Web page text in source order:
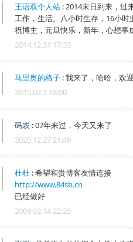
王语双个人站 :2014末日到来，过
工作，生活。八小时生存，16小
祝博主，元旦快乐，新年，心想事
2014.12.31 17:33
马里奥的格子 :我来了，哈哈，欢
2015.02.1 18:00
码农 :07年来过，今天又来了
2020.12.27 21:49
杜杜 :希望和贵博客友情连接
http://www.84sb.cn
已经做好
2009.02.14 22:25